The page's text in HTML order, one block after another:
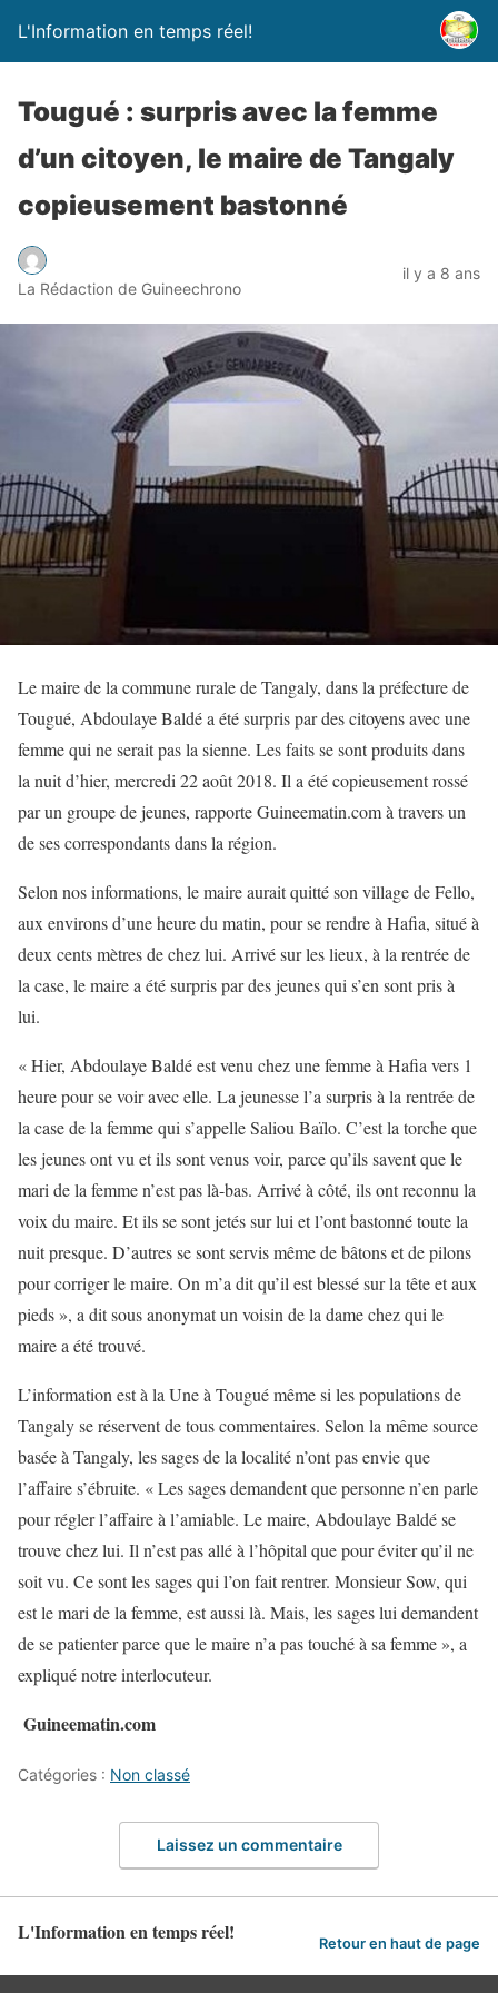
L'Information en temps réel!
Tougué : surpris avec la femme
d’un citoyen, le maire de Tangaly
copieusement bastonné
La Rédaction de Guineechrono
il y a 8 ans
Le maire de la commune rurale de Tangaly, dans la préfecture de
Tougué, Abdoulaye Baldé a été surpris par des citoyens avec une
femme qui ne serait pas la sienne. Les faits se sont produits dans
la nuit d’hier, mercredi 22 août 2018. Il a été copieusement rossé
par un groupe de jeunes, rapporte Guineematin.com à travers un
de ses correspondants dans la région.
Selon nos informations, le maire aurait quitté son village de Fello,
aux environs d’une heure du matin, pour se rendre à Hafia, situé à
deux cents mètres de chez lui. Arrivé sur les lieux, à la rentrée de
la case, le maire a été surpris par des jeunes qui s’en sont pris à
lui.
« Hier, Abdoulaye Baldé est venu chez une femme à Hafia vers 1
heure pour se voir avec elle. La jeunesse l’a surpris à la rentrée de
la case de la femme qui s’appelle Saliou Baïlo. C’est la torche que
les jeunes ont vu et ils sont venus voir, parce qu’ils savent que le
mari de la femme n’est pas là-bas. Arrivé à côté, ils ont reconnu la
voix du maire. Et ils se sont jetés sur lui et l’ont bastonné toute la
nuit presque. D’autres se sont servis même de bâtons et de pilons
pour corriger le maire. On m’a dit qu’il est blessé sur la tête et aux
pieds », a dit sous anonymat un voisin de la dame chez qui le
maire a été trouvé.
L’information est à la Une à Tougué même si les populations de
Tangaly se réservent de tous commentaires. Selon la même source
basée à Tangaly, les sages de la localité n’ont pas envie que
l’affaire s’ébruite. « Les sages demandent que personne n’en parle
pour régler l’affaire à l’amiable. Le maire, Abdoulaye Baldé se
trouve chez lui. Il n’est pas allé à l’hôpital que pour éviter qu’il ne
soit vu. Ce sont les sages qui l’on fait rentrer. Monsieur Sow, qui
est le mari de la femme, est aussi là. Mais, les sages lui demandent
de se patienter parce que le maire n’a pas touché à sa femme », a
expliqué notre interlocuteur.
Guineematin.com
Catégories : Non classé
Laissez un commentaire
L'Information en temps réel! Retour en haut de page